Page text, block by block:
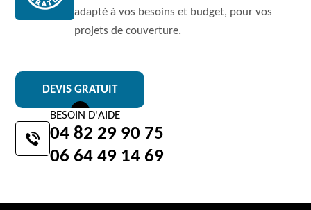
adapté à vos besoins et budget, pour vos
projets de couverture.
DEVIS GRATUIT
BESOIN D'AIDE
04 82 29 90 75
06 64 49 14 69